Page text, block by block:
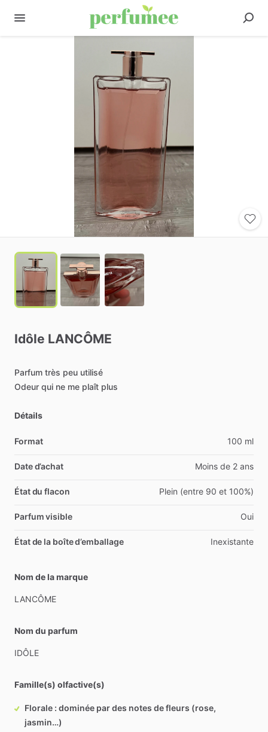
Idôle LANCÔME
Parfum très peu utilisé
Odeur qui ne me plaît plus
Détails
Format 100 ml
Date d’achat Moins de 2 ans
État du flacon Plein (entre 90 et 100%)
Parfum visible Oui
État de la boîte d’emballage Inexistante
Nom de la marque
LANCÔME
Nom du parfum
IDÔLE
Famille(s) olfactive(s)
Florale : dominée par des notes de fleurs (rose,
jasmin…)